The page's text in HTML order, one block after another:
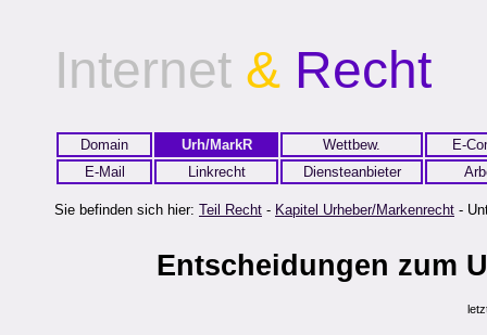
Internet & Recht
Domain Urh/MarkR Wettbew.
E-
E-Mail
Linkrecht Diensteanbieter
Sie befinden sich hier: Teil Recht - Kapitel Urheber/Markenrecht -
Entscheidungen zum